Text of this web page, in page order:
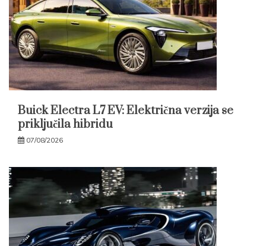
Buick Electra L7 EV: Električna verzija se
priključila hibridu
07/08/2026